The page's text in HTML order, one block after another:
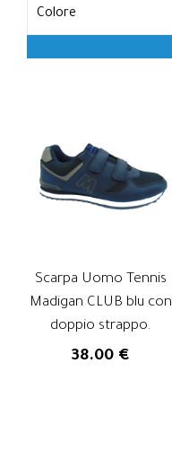
Colore
Scarpa Uomo Tennis
Madigan CLUB blu con
doppio strappo.
38.00 €